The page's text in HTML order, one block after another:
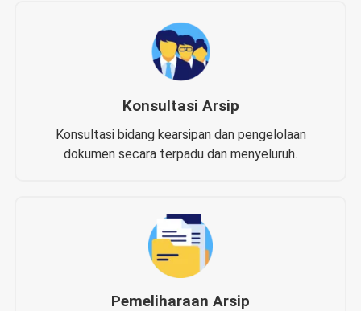
Konsultasi Arsip
Konsultasi bidang kearsipan dan pengelolaan
dokumen secara terpadu dan menyeluruh.
Pemeliharaan Arsip